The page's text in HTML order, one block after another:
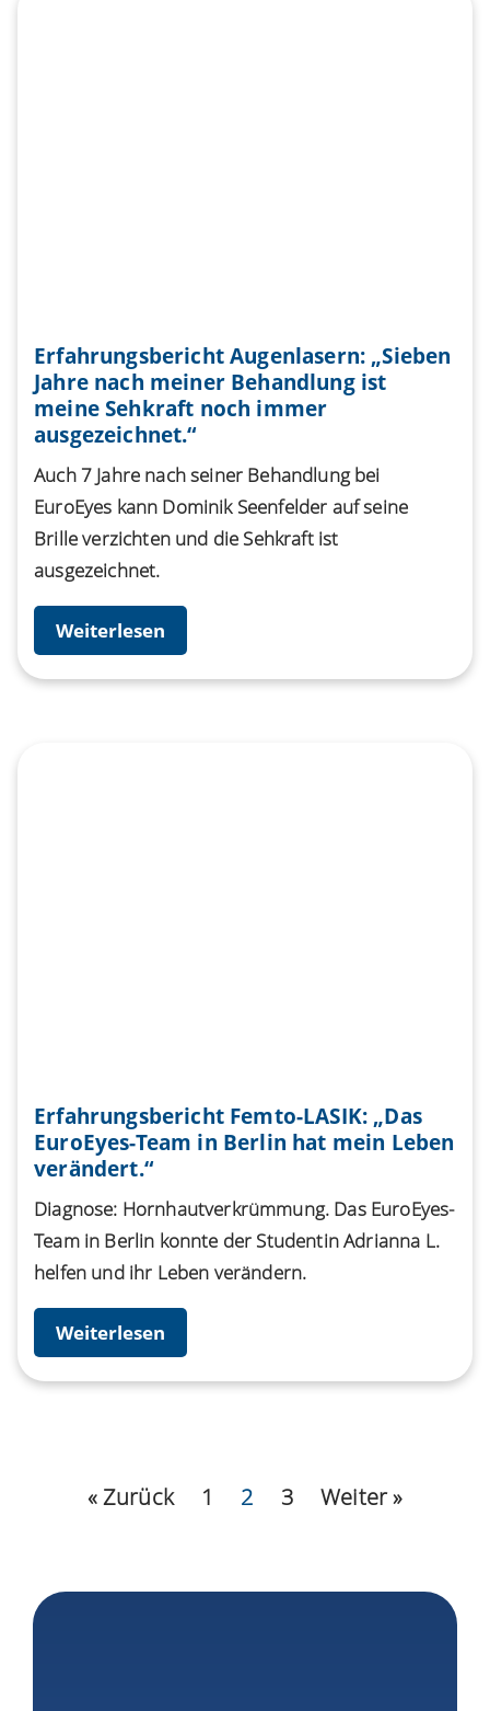
Erfahrungsbericht Augenlasern: „Sieben
Jahre nach meiner Behandlung ist
meine Sehkraft noch immer
ausgezeichnet.“
Auch 7 Jahre nach seiner Behandlung bei
EuroEyes kann Dominik Seenfelder auf seine
Brille verzichten und die Sehkraft ist
ausgezeichnet.
Weiterlesen
Erfahrungsbericht Femto-LASIK: „Das
EuroEyes-Team in Berlin hat mein Leben
verändert.“
Diagnose: Hornhautverkrümmung. Das EuroEyes-
Team in Berlin konnte der Studentin Adrianna L.
helfen und ihr Leben verändern.
Weiterlesen
« Zurück 1 2 3 Weiter »